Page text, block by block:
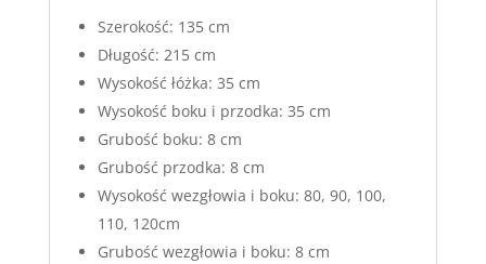
Szerokość: 135 cm
Długość: 215 cm
Wysokość łóżka: 35 cm
Wysokość boku i przodka: 35 cm
Grubość boku: 8 cm
Grubość przodka: 8 cm
Wysokość wezgłowia i boku: 80, 90, 100,
110, 120cm
Grubość wezgłowia i boku: 8 cm